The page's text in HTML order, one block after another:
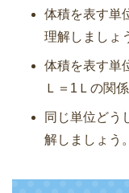
体積を表す単
理解しましょ
体積を表す単
Ｌ＝1Ｌの関
同じ単位どう
解しましょう。